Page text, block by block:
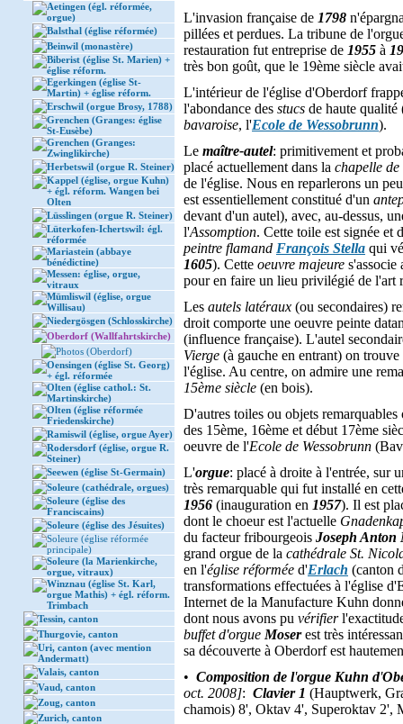
Aetingen (égl. réformée,
orgue)
Balsthal (église réformée)
Beinwil (monastère)
Biberist (église St. Marien) +
église réform.
Egerkingen (église St-
Martin) + église réform.
Erschwil (orgue Brosy, 1788)
Grenchen (Granges: église
St-Eusèbe)
Grenchen (Granges:
Zwinglikirche)
Herbetswil (orgue R. Steiner)
Kappel (église, orgue Kuhn)
+ égl. réform. Wangen bei
Olten
Lüsslingen (orgue R. Steiner)
Lüterkofen-Ichertswil: égl.
réformée
Mariastein (abbaye
bénédictine)
Messen: église, orgue,
vitraux
Mümliswil (église, orgue
Willisau)
Niedergösgen (Schlosskirche)
Oberdorf (Wallfahrtskirche)
Photos (Oberdorf)
Oensingen (église St. Georg)
+ égl. réformée
Olten (église cathol.: St.
Martinskirche)
Olten (église réformée
Friedenskirche)
Ramiswil (église, orgue Ayer)
Rodersdorf (église, orgue R.
Steiner)
Seewen (église St-Germain)
Soleure (cathédrale, orgues)
Soleure (église des
Franciscains)
Soleure (église des Jésuites)
Soleure (église réformée
principale)
Soleure (la Marienkirche,
orgue, vitraux)
Winznau (église St. Karl,
orgue Mathis) + égl. réform.
Trimbach
Tessin, canton
Thurgovie, canton
Uri, canton (avec mention
Andermatt)
Valais, canton
Vaud, canton
Zoug, canton
Zurich, canton
L'invasion française de 1798
pillées et perdues. La tribune de
restauration fut entreprise de 1955 à
très bon goût, que le 19ème siècle
L'intérieur de l'église d'Oberdorf
l'abondance des stucs de haute qualité
bavaroise, l'Ecole de Wessobrunn).
Le maître-autel: primitivement et
placé actuellement dans la chapelle
de l'église. Nous en reparlerons un
est essentiellement constitué d'un
devant d'un autel), avec, au-dessus,
l'Assomption. Cette toile est signée et
peintre flamand François Stella qui
1605). Cette oeuvre majeure s'associe
pour en faire un lieu privilégié de l'art
Les autels latéraux (ou secondaires)
droit comporte une oeuvre peinte
(influence française). L'autel
Vierge (à gauche en entrant) on
l'église. Au centre, on admire une
15ème siècle (en bois).
D'autres toiles ou objets remarquables
des 15ème, 16ème et début 17ème
oeuvre de l'Ecole de Wessobrunn
L'orgue: placé à droite à l'entrée, sur
très remarquable qui fut installé en
1956 (inauguration en 1957). Il est
dont le choeur est l'actuelle
du facteur fribourgeois Joseph Anton
grand orgue de la cathédrale St.
en l'église réformée d'Erlach (canton
transformations effectuées à l'église
Internet de la Manufacture Kuhn
dont nous avons pu vérifier
buffet d'orgue Moserest très
sa découverte à Oberdorf est
• Composition de l'orgue Kuhn d'
oct. 2008]: Clavier 1 (Hauptwerk,
chamois) 8', Oktav 4', Superoktav 2',